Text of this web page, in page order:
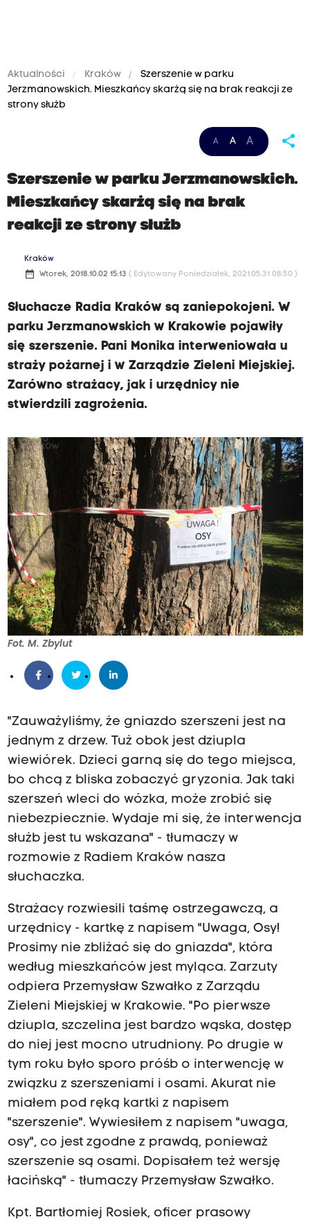
Aktualności Kraków
Szerszenie w parku
Jerzmanowskich. Mieszkańcy skarżą się na brak reakcji ze
strony służb
A A A share
Szerszenie w parku Jerzmanowskich.
Mieszkańcy skarżą się na brak
reakcji ze strony służb
Kraków
date_range Wtorek, 2018.10.02 15:13 ( Edytowany Poniedziałek, 2021.05.31 08:50 )
Słuchacze Radia Kraków są zaniepokojeni. W
parku Jerzmanowskich w Krakowie pojawiły
się szerszenie. Pani Monika interweniowała u
straży pożarnej i w Zarządzie Zieleni Miejskiej.
Zarówno strażacy, jak i urzędnicy nie
stwierdzili zagrożenia.
Fot. M. Zbylut
"Zauważyliśmy, że gniazdo szerszeni jest na
jednym z drzew. Tuż obok jest dziupla
wiewiórek. Dzieci garną się do tego miejsca,
bo chcą z bliska zobaczyć gryzonia. Jak taki
szerszeń wleci do wózka, może zrobić się
niebezpiecznie. Wydaje mi się, że interwencja
służb jest tu wskazana" - tłumaczy w
rozmowie z Radiem Kraków nasza
słuchaczka.
Strażacy rozwiesili taśmę ostrzegawczą, a
urzędnicy - kartkę z napisem "Uwaga, Osy!
Prosimy nie zbliżać się do gniazda", która
według mieszkańców jest myląca. Zarzuty
odpiera Przemysław Szwałko z Zarządu
Zieleni Miejskiej w Krakowie. "Po pierwsze
dziupla, szczelina jest bardzo wąska, dostęp
do niej jest mocno utrudniony. Po drugie w
tym roku było sporo próśb o interwencję w
związku z szerszeniami i osami. Akurat nie
miałem pod ręką kartki z napisem
"szerszenie". Wywiesiłem z napisem "uwaga,
osy", co jest zgodne z prawdą, ponieważ
szerszenie są osami. Dopisałem też wersję
łacińską" - tłumaczy Przemysław Szwałko.
Kpt. Bartłomiej Rosiek, oficer prasowy